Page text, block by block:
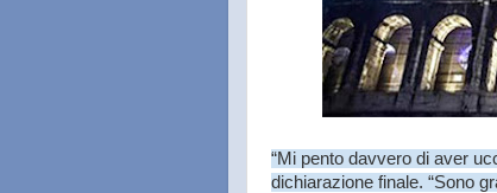
“Mi pento davvero di aver
dichiarazione finale. “Sono